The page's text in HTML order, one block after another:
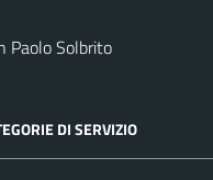
Paolo Solbrito
DI SERVIZIO